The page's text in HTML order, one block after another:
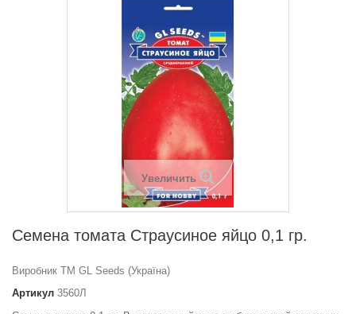
Увеличить
Семена томата Страусиное яйцо 0,1 гр.
Виробник ТМ GL Seeds (Україна)
Артикул 3560Л